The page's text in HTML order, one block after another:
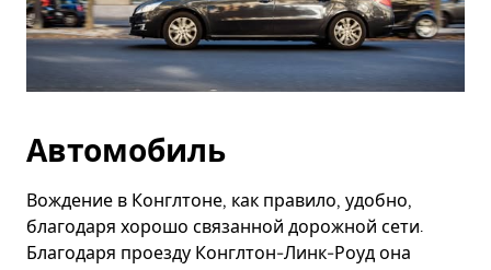
Автомобиль
Вождение в Конглтоне, как правило, удобно,
благодаря хорошо связанной дорожной сети.
Благодаря проезду Конглтон-Линк-Роуд она